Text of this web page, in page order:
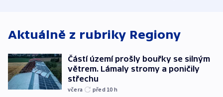
Aktuálně z rubriky Regiony
Částí území prošly bouřky se silným
větrem. Lámaly stromy a poničily
střechu
včera před 10 h